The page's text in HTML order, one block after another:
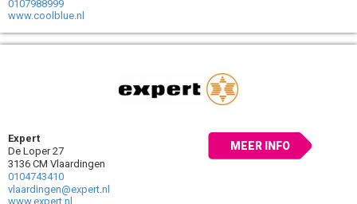
0107988999
www.coolblue.nl
Expert
De Loper 27
3136 CM Vlaardingen
0104743410
vlaardingen@expert.nl
www.expert.nl
MEER INFO